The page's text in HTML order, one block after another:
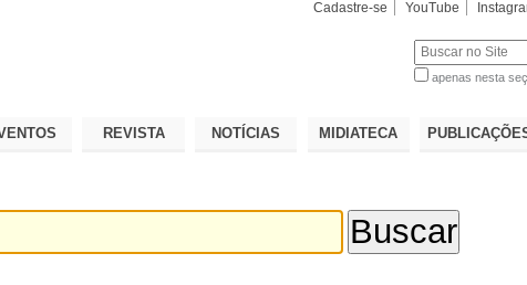
Cadastre-se YouTube
apenas nesta
REVISTA NOTÍCIAS MIDIATECA